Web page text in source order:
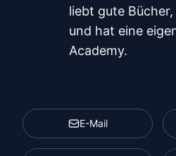
liebt gute
und hat eine
Academy.
E-Mail